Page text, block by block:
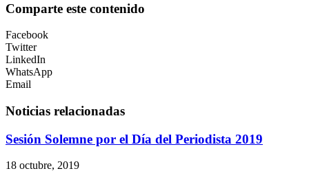
Comparte este contenido
Facebook
Twitter
LinkedIn
WhatsApp
Email
Noticias relacionadas
Sesión Solemne por el Día del Periodista 2019
18 octubre, 2019